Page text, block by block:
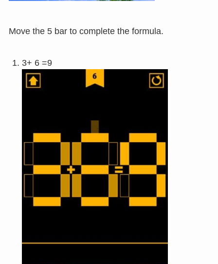
Move the 5 bar to complete the formula.
3+ 6 =9